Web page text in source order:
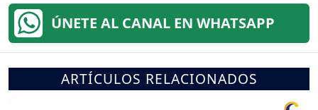
ÚNETE AL CANAL EN WHATSAPP
ARTÍCULOS RELACIONADOS